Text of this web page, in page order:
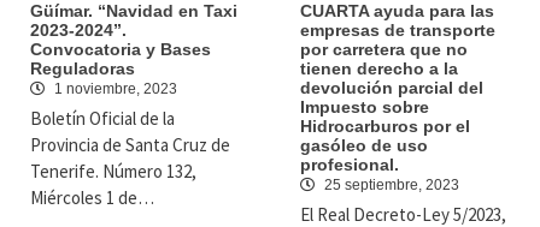
Güímar. “Navidad en Taxi
2023-2024”.
Convocatoria y Bases
Reguladoras
1 noviembre, 2023
Boletín Oficial de la
Provincia de Santa Cruz de
Tenerife. Número 132,
Miércoles 1 de…
CUARTA ayuda para las
empresas de transporte
por carretera que no
tienen derecho a la
devolución parcial del
Impuesto sobre
Hidrocarburos por el
gasóleo de uso
profesional.
25 septiembre, 2023
El Real Decreto-Ley 5/2023,